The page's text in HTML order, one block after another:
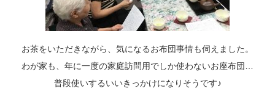
お茶をいただきながら、気になるお布団事情も伺えました。
わが家も、年に一度の家庭訪問用でしか使わないお座布団…
普段使いするいいきっかけになりそうです♪